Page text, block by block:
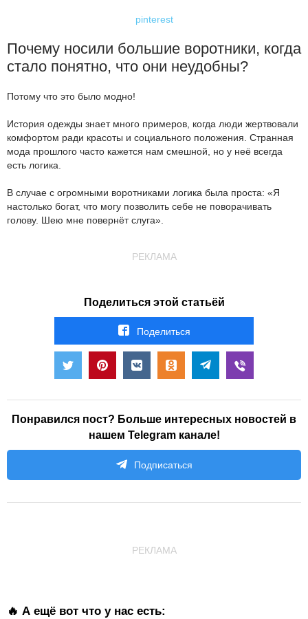
pinterest
Почему носили большие воротники, когда
стало понятно, что они неудобны?
Потому что это было модно!
История одежды знает много примеров, когда люди жертвовали
комфортом ради красоты и социального положения. Странная
мода прошлого часто кажется нам смешной, но у неё всегда
есть логика.
В случае с огромными воротниками логика была проста: «Я
настолько богат, что могу позволить себе не поворачивать
голову. Шею мне повернёт слуга».
РЕКЛАМА
Поделиться этой статьёй
Поделиться
Понравился пост? Больше интересных новостей в
нашем Telegram канале!
Подписаться
РЕКЛАМА
🔥 А ещё вот что у нас есть: